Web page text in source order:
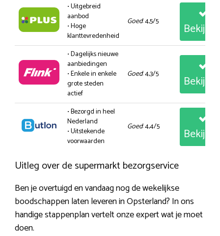
• Uitgebreid
aanbod
• Hoge
klanttevredenheid
Goed: 4,5/5
• Dagelijks nieuwe
aanbiedingen
• Enkele in enkele
grote steden
actief
Goed: 4,3/5
• Bezorgd in heel
Nederland
• Uitstekende
voorwaarden
Goed: 4,4/5
Uitleg over de supermarkt bezorgservice
Ben je overtuigd en vandaag nog de wekelijkse
boodschappen laten leveren in Opsterland? In ons
handige stappenplan vertelt onze expert wat je moet
doen.